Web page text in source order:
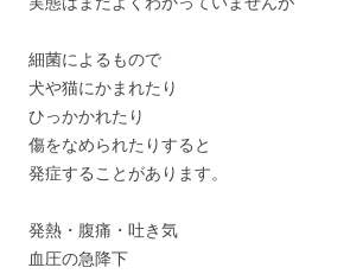
細菌によるもので
犬や猫にかまれたり
ひっかかれたり
傷をなめられたりすると
発症することがあります。
発熱・腹痛・吐き気
血圧の急降下